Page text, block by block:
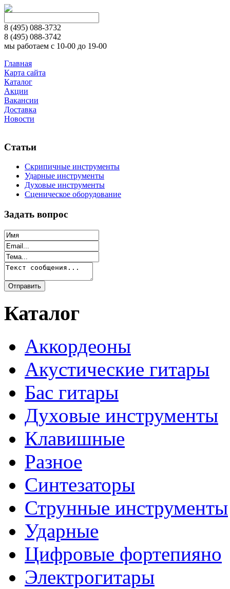
8 (495) 088-3732
8 (495) 088-3742
мы работаем с 10-00 до 19-00
Главная
Карта сайта
Каталог
Акции
Вакансии
Доставка
Новости
Статьи
Скрипичные инструменты
Ударные инструменты
Духовые инструменты
Сценическое оборудование
Задать вопрос
Каталог
Аккордеоны
Акустические гитары
Бас гитары
Духовые инструменты
Клавишные
Разное
Синтезаторы
Струнные инструменты
Ударные
Цифровые фортепияно
Электрогитары